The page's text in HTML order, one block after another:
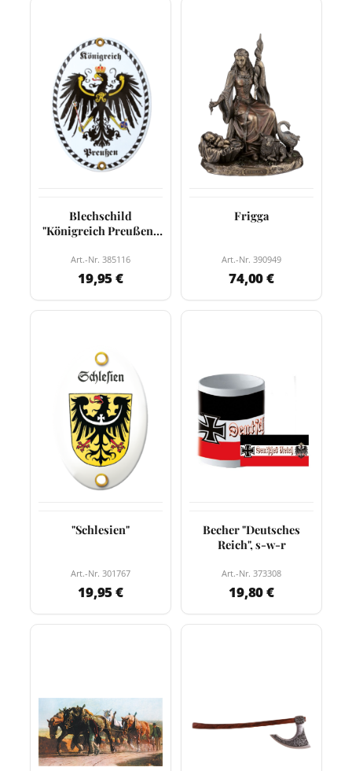
Blechschild
"Königreich Preußen",
Art.-Nr. 385116
19,95 €
Frigga
Art.-Nr. 390949
74,00 €
"Schlesien"
Art.-Nr. 301767
19,95 €
Becher "Deutsches
Reich", s-w-r
Art.-Nr. 373308
19,80 €